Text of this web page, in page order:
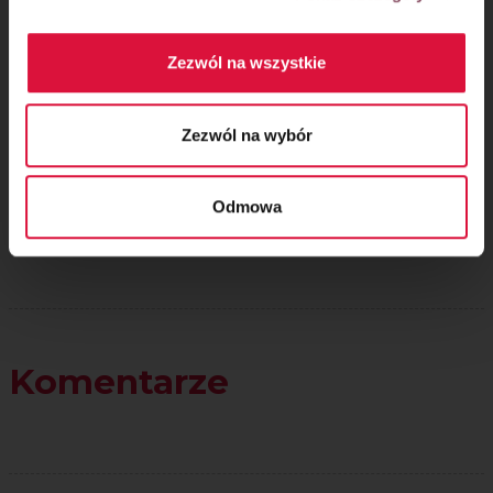
Zezwól na wszystkie
Zezwól na wybór
Odmowa
Oceń przepis!
Komentarze